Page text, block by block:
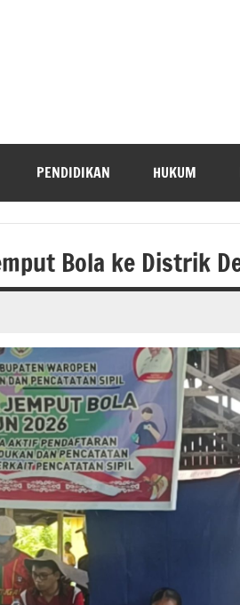
PENDIDIKAN HUKUM
Bola ke Distrik